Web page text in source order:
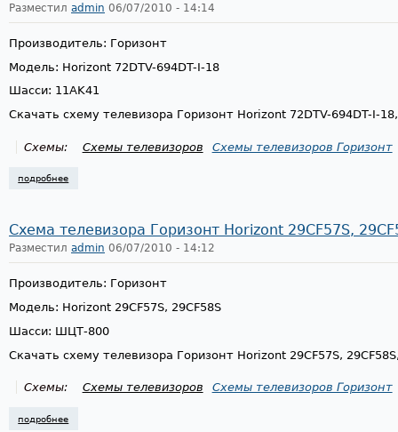
Разместил admin 06/07/2010 - 14:14
Производитель: Горизонт
Модель: Horizont 72DTV-694DT-I-18
Шасси: 11AK41
Скачать схему телевизора Горизонт Horizont 72DTV-694DT-I-
Схемы: Схемы телевизоров Схемы телевизоров Горизонт
подробнее
Схема телевизора Горизонт Horizont 29CF57S,
Разместил admin 06/07/2010 - 14:12
Производитель: Горизонт
Модель: Horizont 29CF57S, 29CF58S
Шасси: ШЦТ-800
Скачать схему телевизора Горизонт Horizont 29CF57S,
Схемы: Схемы телевизоров Схемы телевизоров Горизонт
подробнее